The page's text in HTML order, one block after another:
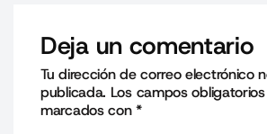
Deja un comentario
Tu dirección de correo electrónico
publicada. Los campos
marcados con*